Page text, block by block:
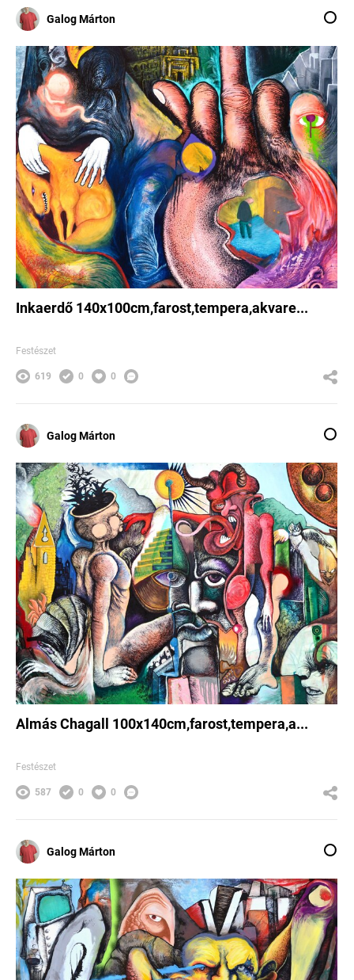
Galog Márton
Inkaerdő 140x100cm,farost,tempera,akvare...
Festészet
619 0 0
Galog Márton
Almás Chagall 100x140cm,farost,tempera,a...
Festészet
587 0 0
Galog Márton